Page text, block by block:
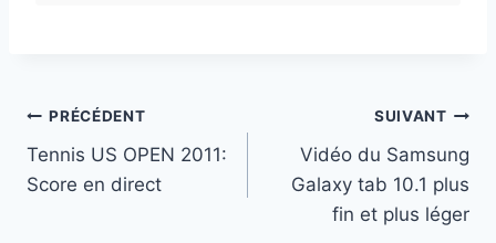
Navigation
de
PRÉCÉDENT
Tennis US OPEN 2011:
Score en direct
SUIVANT
Vidéo du Samsung
Galaxy tab 10.1 plus
fin et plus léger